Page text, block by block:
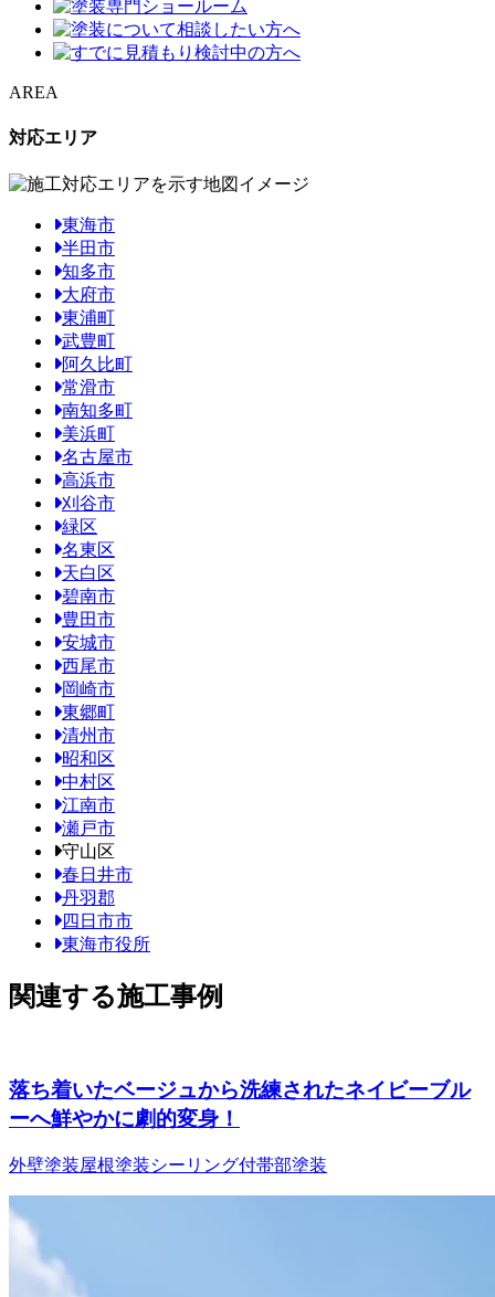
AREA
対応エリア
東海市
半田市
知多市
大府市
東浦町
武豊町
阿久比町
常滑市
南知多町
美浜町
名古屋市
高浜市
刈谷市
緑区
名東区
天白区
碧南市
豊田市
安城市
西尾市
岡崎市
東郷町
清州市
昭和区
中村区
江南市
瀬戸市
守山区
春日井市
丹羽郡
四日市市
東海市役所
関連する施工事例
落ち着いたベージュから洗練されたネイビーブル
ーへ鮮やかに劇的変身！
外壁塗装屋根塗装シーリング付帯部塗装